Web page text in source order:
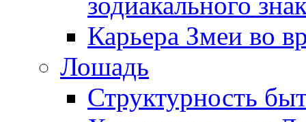
Карьера Змеи во
Лошадь
Структурность